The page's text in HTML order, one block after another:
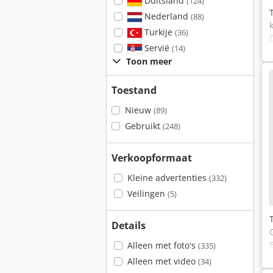
Nederland (88)
Turkije (36)
Servië (14)
Toon meer
Toestand
Nieuw (89)
Gebruikt (248)
Verkoopformaat
Kleine advertenties (332)
Veilingen (5)
Details
Alleen met foto's (335)
Alleen met video (34)